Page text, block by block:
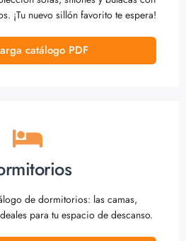
¡Tu nuevo sillón favorito te espera!
catálogo PDF
de dormitorios: las camas,
para tu espacio de descanso.